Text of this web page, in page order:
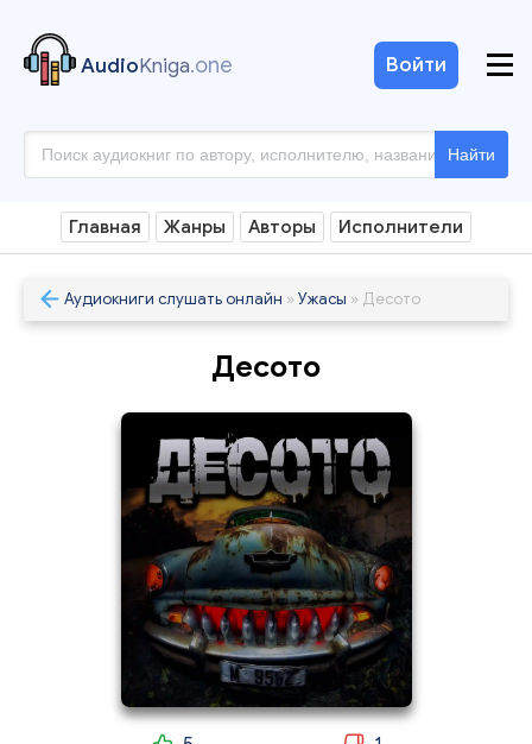
AudioKniga.one
Найти
Войти
Главная Жанры Авторы Исполнители
Аудиокниги слушать онлайн » Ужасы » Десото
Десото